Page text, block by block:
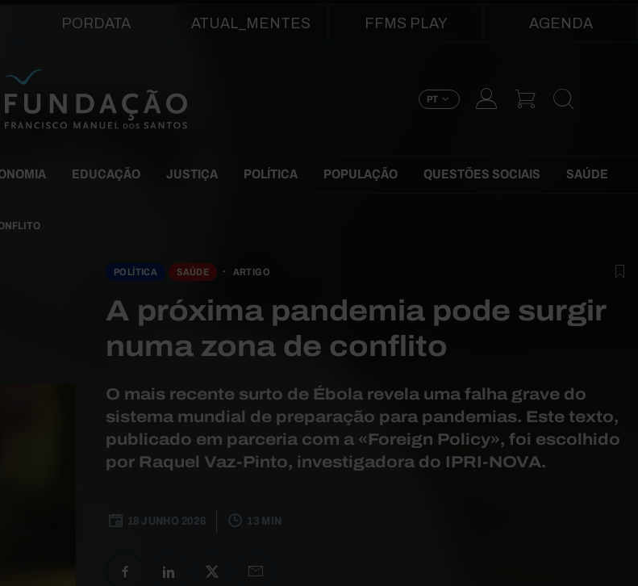
PORDATA ATUAL_MENTES FFMS PLAY AGENDA
PT
EDUCAÇÃO JUSTIÇA POLÍTICA POPULAÇÃO QUESTÕES SOCIAIS SAÚDE
POLÍTICA SAÚDE ARTIGO
A próxima pandemia pode surgir
numa zona de conflito
O mais recente surto de Ébola revela uma falha grave do
sistema mundial de preparação para pandemias. Este texto,
publicado em parceria com a «Foreign Policy», foi escolhido
por Raquel Vaz-Pinto, investigadora do IPRI-NOVA.
18 JUNHO 2026 13 MIN